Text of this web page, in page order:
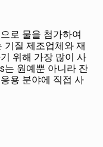
로 물을 첨가하여
기질 제조업체와 재
위해 가장 많이 사
는 원예뿐 아니라 잔
용 분야에 직접 사